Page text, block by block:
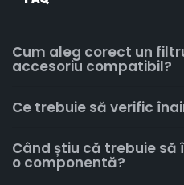
Cum aleg corect un
accesoriu compatibil?
Ce trebuie să verific
Când știu că trebuie
o componentă?